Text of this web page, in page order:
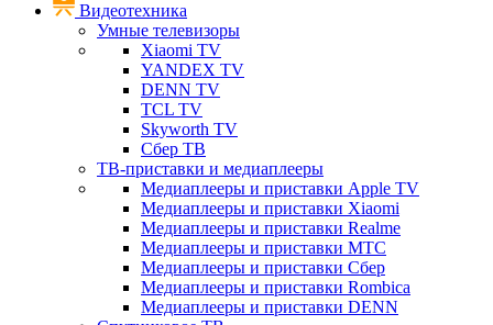
Видеотехника
Умные телевизоры
Xiaomi TV
YANDEX TV
DENN TV
TCL TV
Skyworth TV
Сбер ТВ
ТВ-приставки и медиаплееры
Медиаплееры и приставки Apple TV
Медиаплееры и приставки Xiaomi
Медиаплееры и приставки Realme
Медиаплееры и приставки МТС
Медиаплееры и приставки Сбер
Медиаплееры и приставки Rombica
Медиаплееры и приставки DENN